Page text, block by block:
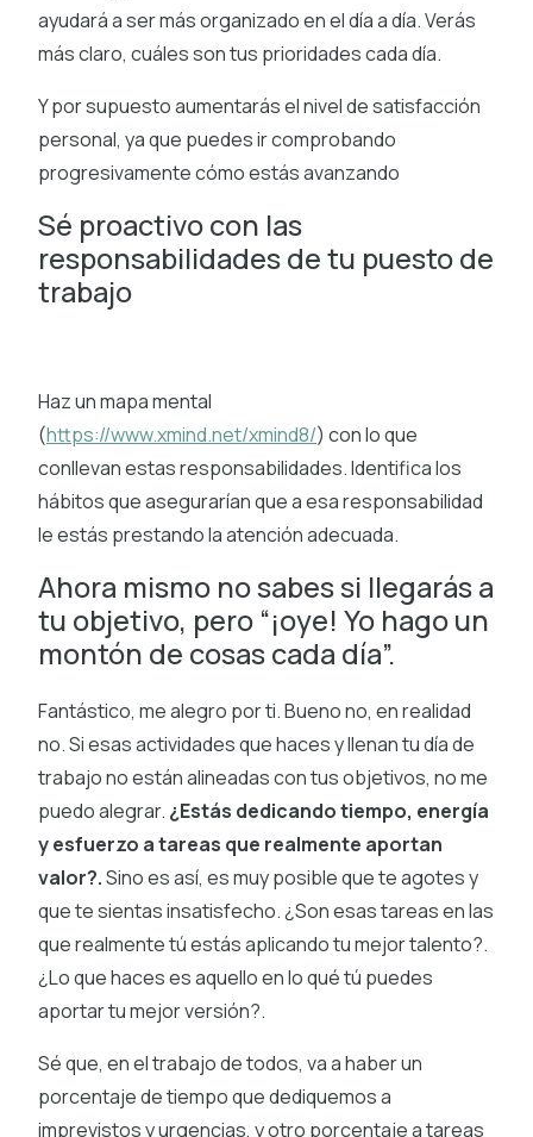
ayudará a ser más organizado en el día a día. Verás
más claro, cuáles son tus prioridades cada día.
Y por supuesto aumentarás el nivel de satisfacción
personal, ya que puedes ir comprobando
progresivamente cómo estás avanzando
Sé proactivo con las
responsabilidades de tu puesto de
trabajo
Haz un mapa mental
(https://www.xmind.net/xmind8/) con lo que
conllevan estas responsabilidades. Identifica los
hábitos que asegurarían que a esa responsabilidad
le estás prestando la atención adecuada.
Ahora mismo no sabes si llegarás a
tu objetivo, pero “¡oye! Yo hago un
montón de cosas cada día”.
Fantástico, me alegro por ti. Bueno no, en realidad
no. Si esas actividades que haces y llenan tu día de
trabajo no están alineadas con tus objetivos, no me
puedo alegrar. ¿Estás dedicando tiempo, energía
y esfuerzo a tareas que realmente aportan
valor?.Sino es así, es muy posible que te agotes y
que te sientas insatisfecho. ¿Son esas tareas en las
que realmente tú estás aplicando tu mejor talento?.
¿Lo que haces es aquello en lo qué tú puedes
aportar tu mejor versión?.
Sé que, en el trabajo de todos, va a haber un
porcentaje de tiempo que dediquemos a
imprevistos y urgencias, y otro porcentaje a tareas